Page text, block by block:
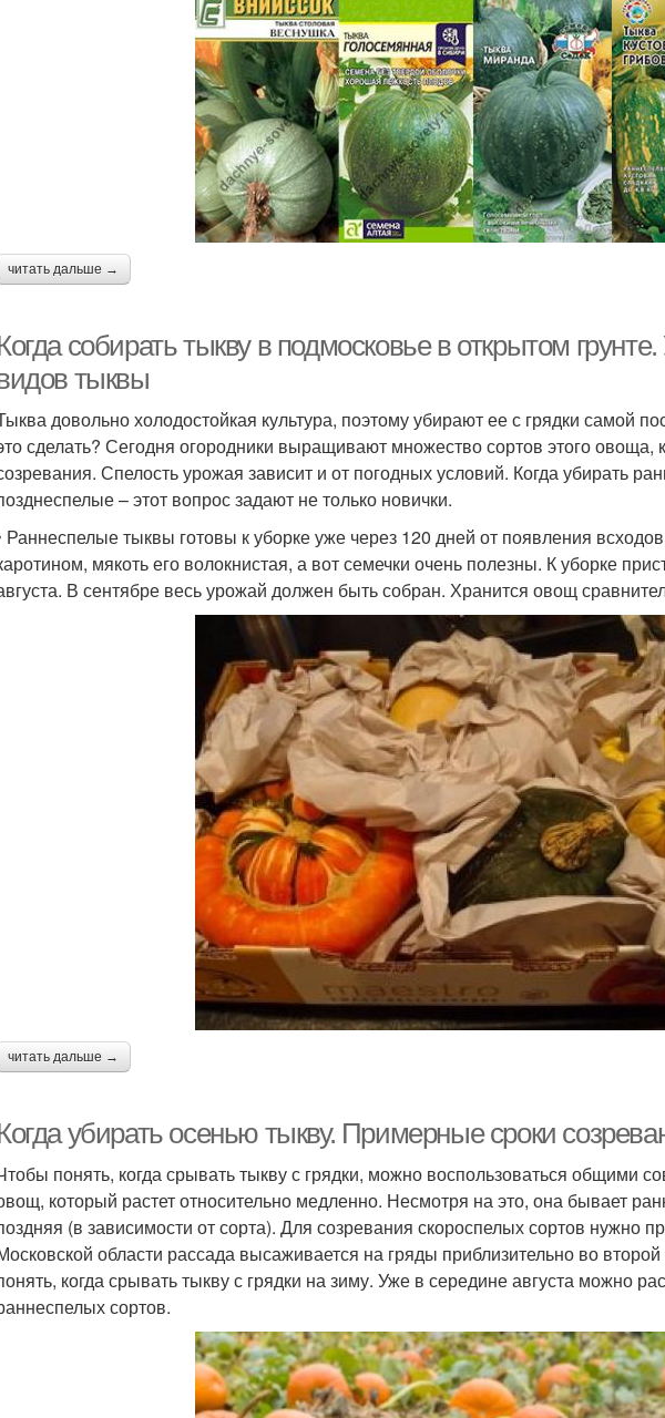
читать дальше →
собирать тыкву в подмосковье в открытом
тыквы
довольно холодостойкая культура, поэтому убирают ее с грядки самой
сделать? Сегодня огородники выращивают множество сортов этого овоща,
Спелость урожая зависит и от погодных условий. Когда убирать
– этот вопрос задают не только новички.
Раннеспелые тыквы готовы к уборке уже через 120 дней от появления
мякоть его волокнистая, а вот семечки очень полезны. К уборке
В сентябре весь урожай должен быть собран. Хранится овощ
читать дальше →
убирать осенью тыкву. Примерные сроки
понять, когда срывать тыкву с грядки, можно воспользоваться общими
который растет относительно медленно. Несмотря на это, она бывает
(в зависимости от сорта). Для созревания скороспелых сортов нужно
области рассада высаживается на гряды приблизительно во
когда срывать тыкву с грядки на зиму. Уже в середине августа можно
сортов.